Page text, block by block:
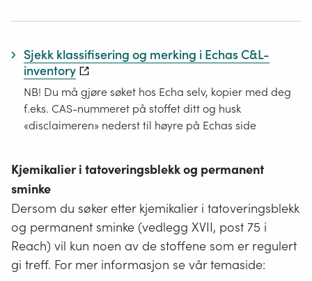
Sjekk klassifisering og merking i Echas C&L-
inventory
NB! Du må gjøre søket hos Echa selv, kopier med deg
f.eks. CAS-nummeret på stoffet ditt og husk
«disclaimeren» nederst til høyre på Echas side
Kjemikalier i tatoveringsblekk og permanent
sminke
Dersom du søker etter kjemikalier i tatoveringsblekk
og permanent sminke (vedlegg XVII, post 75 i
Reach) vil kun noen av de stoffene som er regulert
gi treff. For mer informasjon se vår temaside: